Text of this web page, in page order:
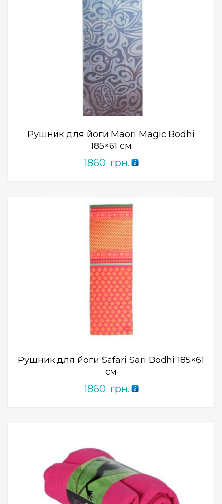
Рушник для йоги Maori Magic Bodhi
185×61 см
1860 грн.
ПРИДБАТИ
Add to Wishlist
Рушник для йоги Safari Sari Bodhi 185×61
см
1860 грн.
ПРИДБАТИ
Add to Wishlist